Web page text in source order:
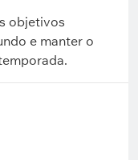
objetivos
e manter o